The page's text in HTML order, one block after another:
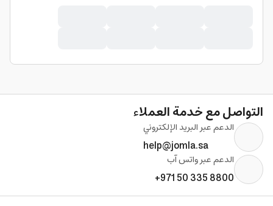
التواصل مع خدمة العملاء
الدعم عبر البريد الإلكتروني
help@jomla.sa
الدعم عبر واتس آب
+971 50 335 8800